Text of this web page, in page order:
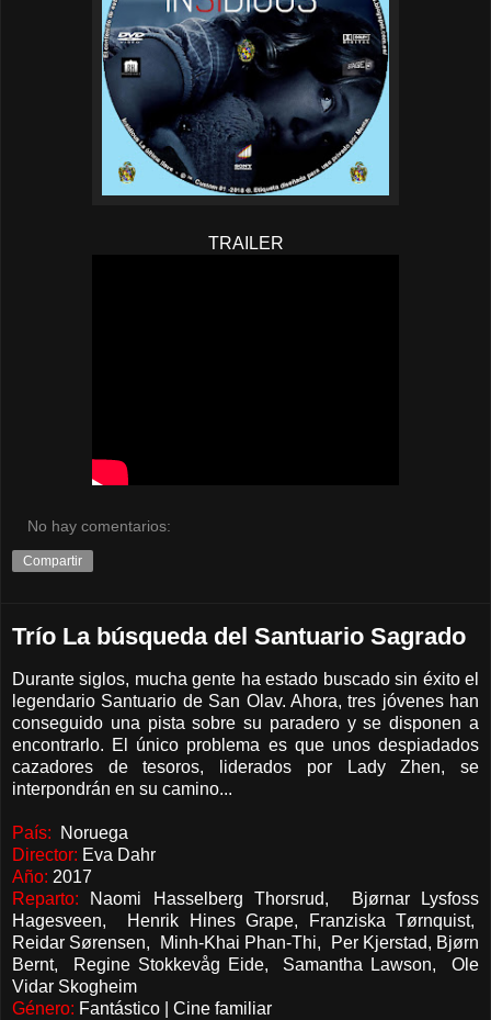
TRAILER
No hay comentarios:
Compartir
Trío La búsqueda del Santuario Sagrado
Durante siglos, mucha gente ha estado buscado sin éxito el
legendario Santuario de San Olav. Ahora, tres jóvenes han
conseguido una pista sobre su paradero y se disponen a
encontrarlo. El único problema es que unos despiadados
cazadores de tesoros, liderados por Lady Zhen, se
interpondrán en su camino...
País:
Noruega
Director: Eva Dahr
Año: 2017
Reparto: Naomi Hasselberg Thorsrud, Bjørnar Lysfoss
Hagesveen, Henrik Hines Grape, Franziska Tørnquist,
Reidar Sørensen, Minh-Khai Phan-Thi, Per Kjerstad, Bjørn
Bernt, Regine Stokkevåg Eide, Samantha Lawson, Ole
Vidar Skogheim
Género: Fantástico | Cine familiar